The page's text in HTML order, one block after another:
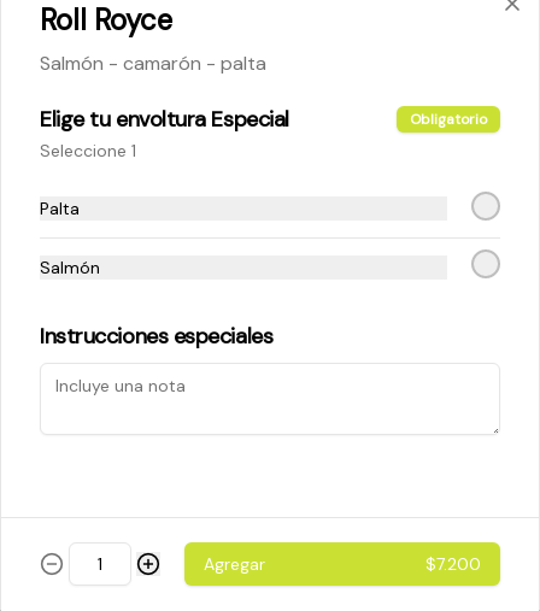
$5.200
$5.800
Roll Royce
Salmón - camarón - palta
Elige tu envoltura Especial Obligatorio
Seleccione 1
Palta
Salmón
Instrucciones especiales
Agregar $7.200